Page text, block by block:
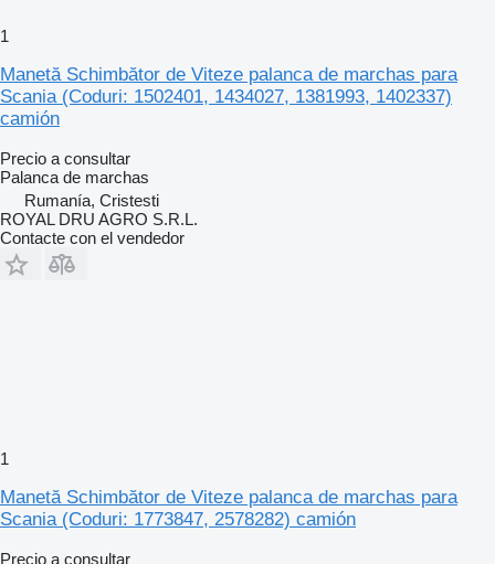
1
Manetă Schimbător de Viteze palanca de marchas para
Scania (Coduri: 1502401, 1434027, 1381993, 1402337)
camión
Precio a consultar
Palanca de marchas
Rumanía, Cristesti
ROYAL DRU AGRO S.R.L.
Contacte con el vendedor
1
Manetă Schimbător de Viteze palanca de marchas para
Scania (Coduri: 1773847, 2578282) camión
Precio a consultar